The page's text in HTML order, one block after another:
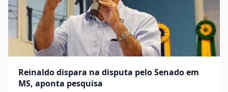
Reinaldo dispara na disputa pelo Senado em
MS, aponta pesquisa